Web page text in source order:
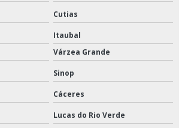
Cutias
Itaubal
Várzea Grande
Sinop
Cáceres
Lucas do Rio Verde